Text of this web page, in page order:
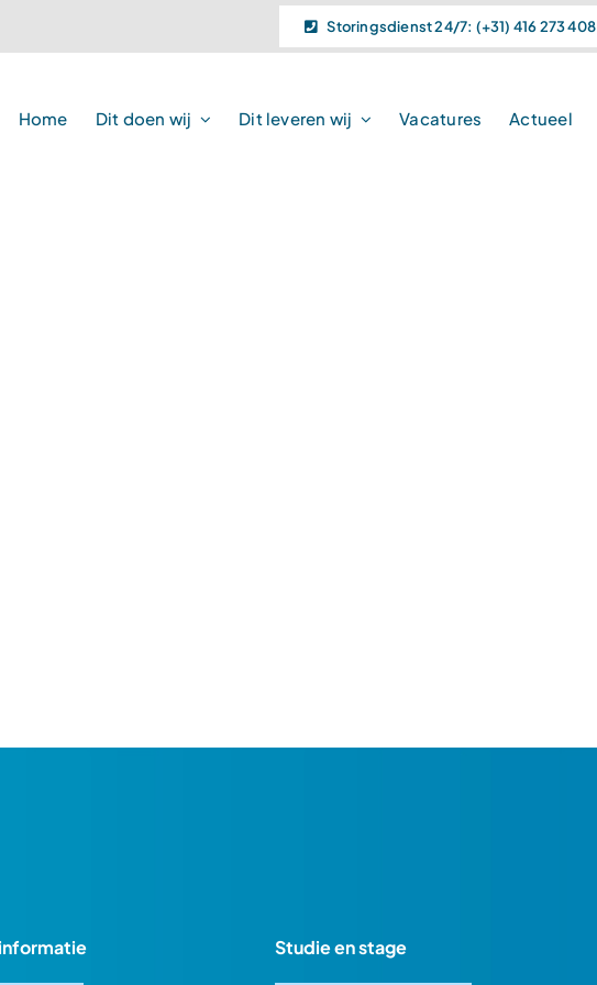
Storingsdienst 24/7: (+31) 416 273 408
Home Dit doen wij Dit leveren wij Vacatures Actueel
Studie en stage